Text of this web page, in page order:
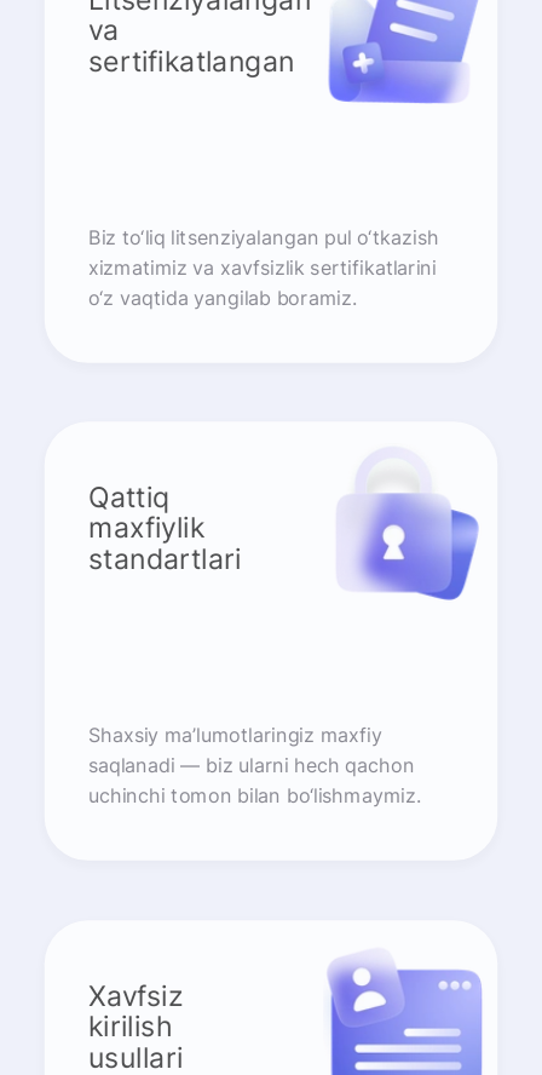
va
sertifikatlangan
Biz to‘liq litsenziyalangan pul o‘tkazish
xizmatimiz va xavfsizlik sertifikatlarini
o‘z vaqtida yangilab boramiz.
Qattiq
maxfiylik
standartlari
Shaxsiy ma’lumotlaringiz maxfiy
saqlanadi — biz ularni hech qachon
uchinchi tomon bilan bo‘lishmaymiz.
Xavfsiz
kirilish
usullari